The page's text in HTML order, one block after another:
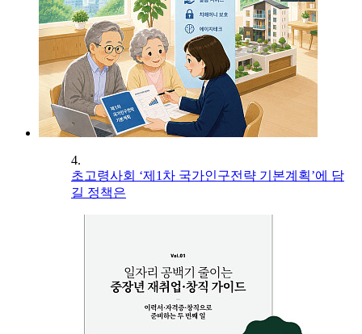
4.
초고령사회 ‘제1차 국가인구전략 기본계획’에 담
길 정책은